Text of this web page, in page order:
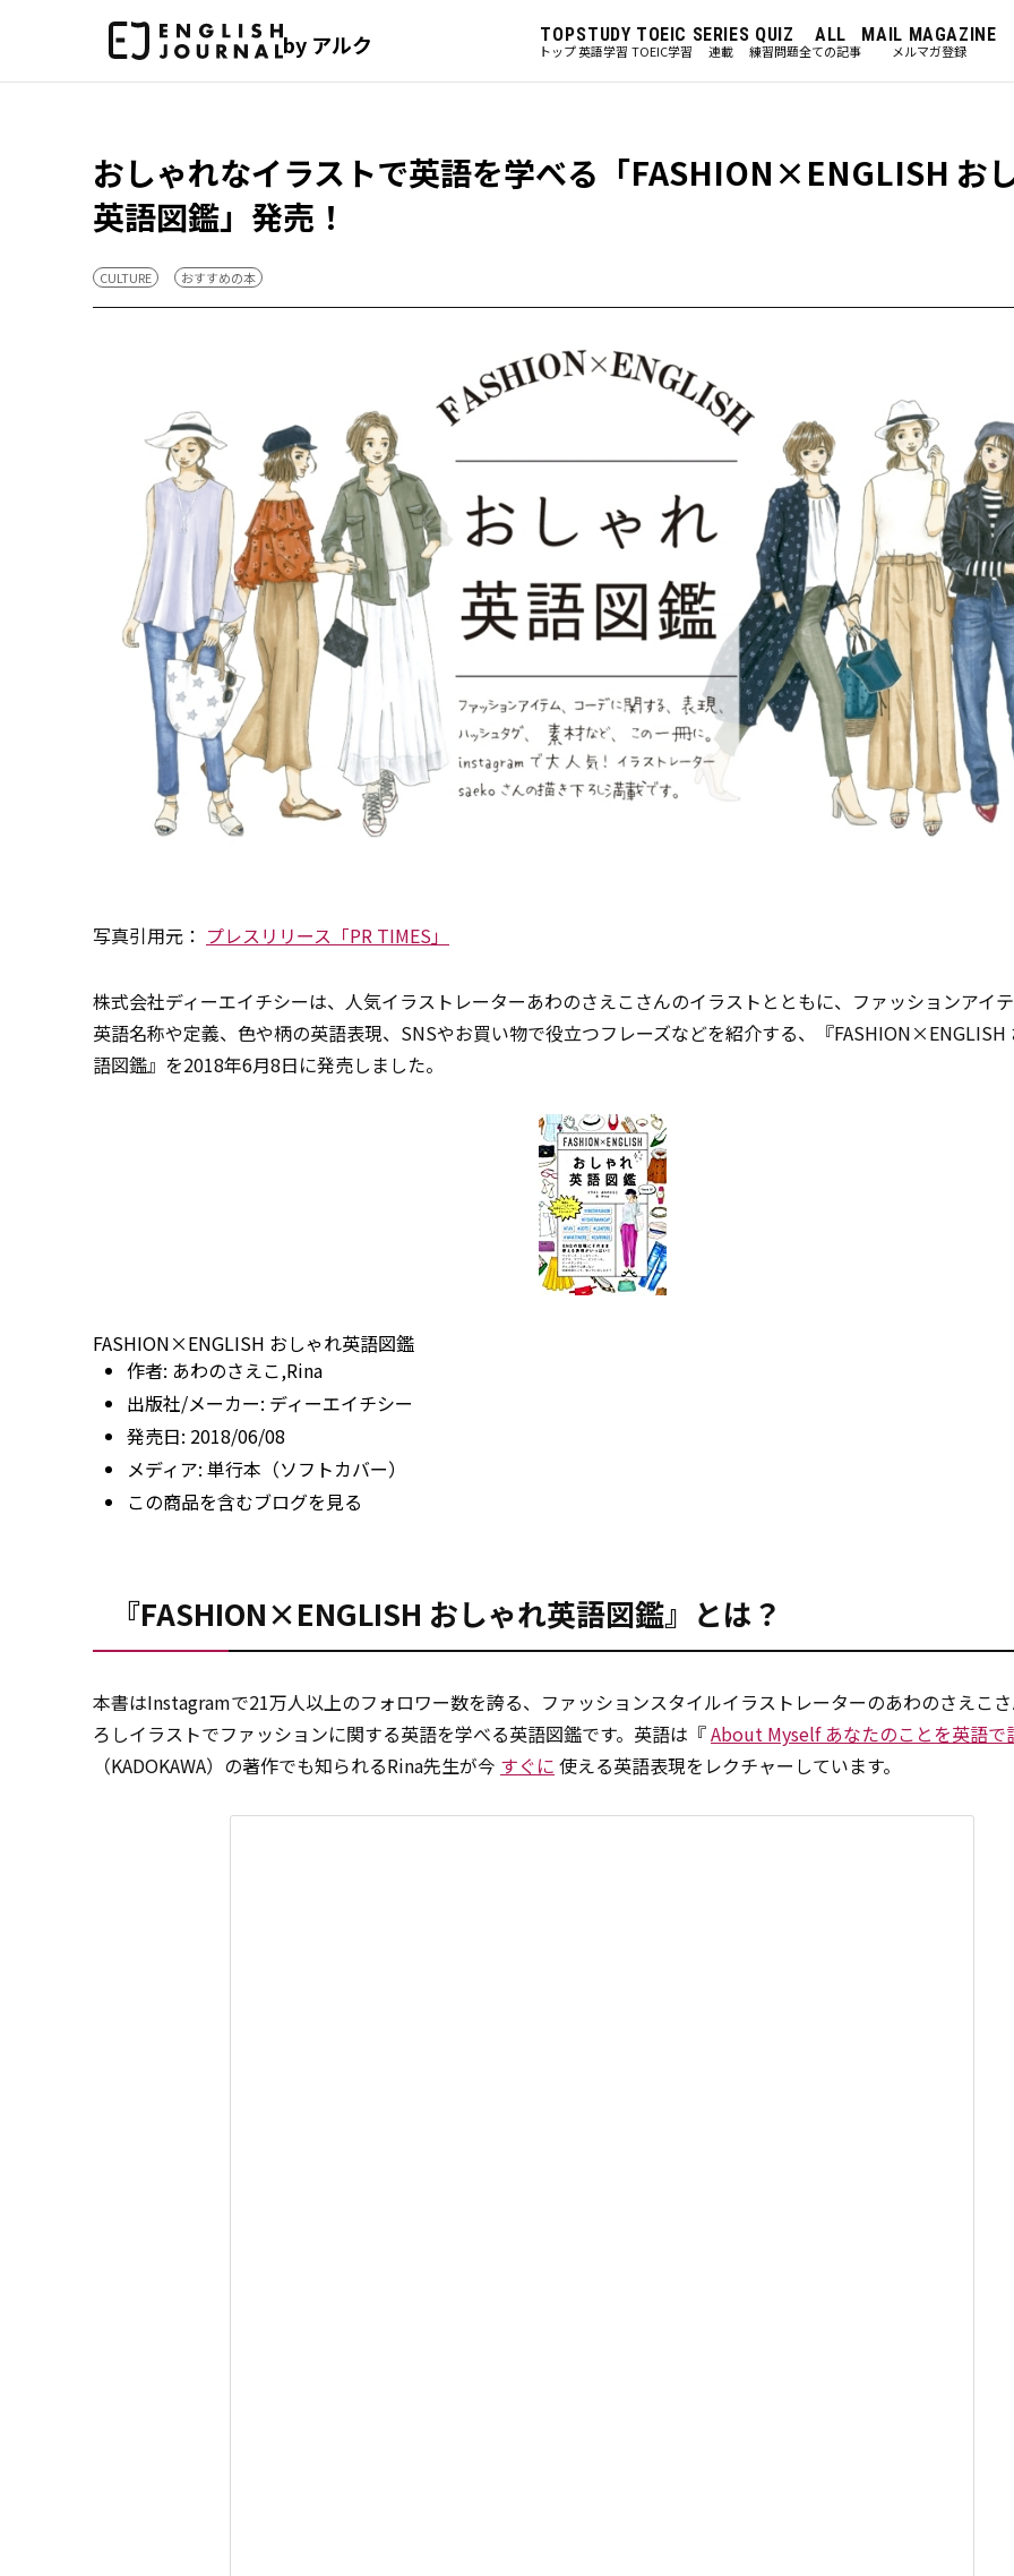
by アルク TOP
トップ
STUDY
英語学習
TOEIC
TOEIC学習
SERIES
連載
QUIZ
練習問題
ALL
全ての記事
MAIL MAGAZINE
メルマガ登録
おしゃれなイラストで英語を学べる「FASHION×ENGLISH お
英語図鑑」発売！
CULTURE おすすめの本
写真引用元： プレスリリース「PR TIMES」
株式会社ディーエイチシーは、人気イラストレーターあわのさえこさんのイラストとともに、ファッションアイ
英語名称や定義、色や柄の英語表現、SNSやお買い物で役立つフレーズなどを紹介する、『FASHION×ENGLISH
語図鑑』を2018年6月8日に発売しました。
FASHION×ENGLISH おしゃれ英語図鑑
作者: あわのさえこ,Rina
出版社/メーカー: ディーエイチシー
発売日: 2018/06/08
メディア: 単行本（ソフトカバー）
この商品を含むブログを見る
『FASHION×ENGLISH おしゃれ英語図鑑』とは？
本書はInstagramで21万人以上のフォロワー数を誇る、ファッションスタイルイラストレーターのあわのさえこ
ろしイラストでファッションに関する英語を学べる英語図鑑です。英語は『About Myself あなたのことを英語で
（KADOKAWA）の著作でも知られるRina先生が今 すぐに 使える英語表現をレクチャーしています。